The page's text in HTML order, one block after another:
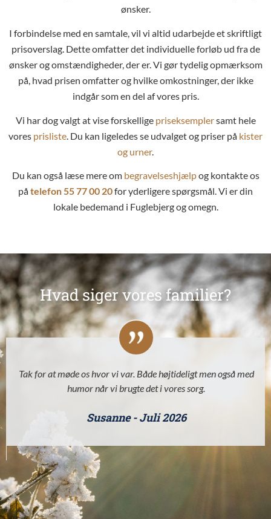
ønsker.
I forbindelse med en samtale, vil vi altid udarbejde et skriftligt
prisoverslag. Dette omfatter det individuelle forløb ud fra de
ønsker og omstændigheder, der er. Vi gør tydelig opmærksom
på, hvad prisen omfatter og hvilke omkostninger, der ikke
indgår som en del af vores pris.
Vi har dog valgt at vise forskellige priseksemplersamt hele
vores prisliste . Du kan ligeledes se udvalget og priser på kister
og urner.
Du kan også læse mere om begravelseshjælpog kontakte os
påtelefon55 77 00 20for yderligere spørgsmål. Vi er din
lokale bedemand i Fuglebjerg og omegn.
Hvad siger vores familier?
Tak for at møde os hvor vi var. Både højtideligt men også med
humor når vi brugte det i vores sorg.
Susanne - Juli 2026